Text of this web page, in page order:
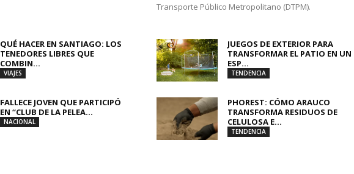
Transporte Público Metropolitano (DTPM).
QUÉ HACER EN SANTIAGO: LOS
TENEDORES LIBRES QUE
COMBIN...
VIAJES
JUEGOS DE EXTERIOR PARA
TRANSFORMAR EL PATIO EN UN
ESP...
TENDENCIA
FALLECE JOVEN QUE PARTICIPÓ
EN “CLUB DE LA PELEA...
NACIONAL
PHOREST: CÓMO ARAUCO
TRANSFORMA RESIDUOS DE
CELULOSA E...
TENDENCIA